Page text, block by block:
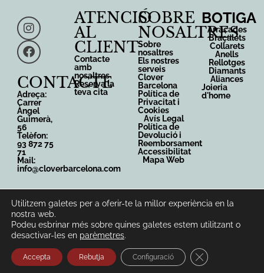
CONTACTE
Adreça:
Carrer
Àngel
Guimerà,
56
Telèfon:
93 872 75
71
Mail:
info@cloverbarcelona.com
ATENCIÓ
AL
CLIENT
Contacte
amb
nosaltres
Reserva la
teva cita
SOBRE
NOSALTRES
Sobre
nosaltres
Els nostres
serveis
Clover
Barcelona
Política de
Privacitat i
Cookies
Avís Legal
Política de
Devolució i
Reemborsament
Accessibilitat
Mapa Web
BOTIGA
Arracades
Braçalets
Collarets
Anells
Rellotges
Diamants
Aliances
Joieria
d'home
Copyright © 2026 - Joan Saladich Perez - Clover
Desenvolupat per Sirius Comunicació
Utilitzem galetes per a oferir-te la millor experiència en la
nostra web.
Podeu esbrinar més sobre quines galetes estem utilitzant o
desactivar-les en parèmetres.
Accepta Rebutja Configuració Tanca el bàner